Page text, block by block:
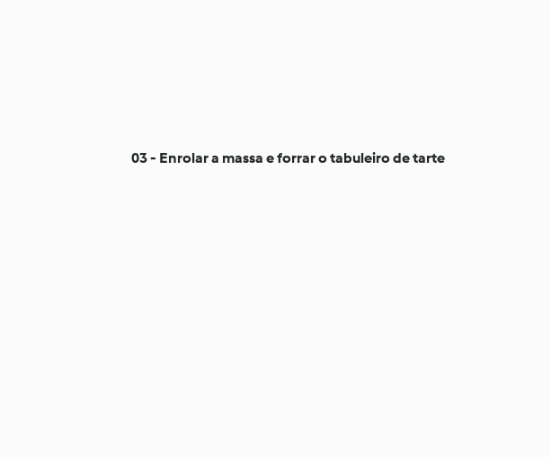
03 - Enrolar a massa e forrar o tabuleiro de tarte